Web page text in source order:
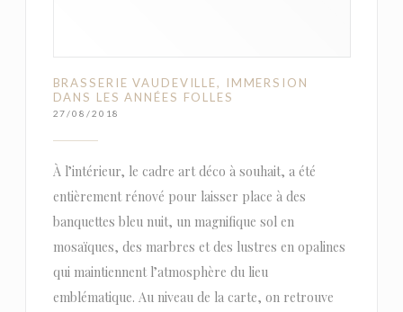
BRASSERIE VAUDEVILLE, IMMERSION
DANS LES ANNÉES FOLLES
27/08/2018
À l’intérieur, le cadre art déco à souhait, a été
entièrement rénové pour laisser place à des
banquettes bleu nuit, un magnifique sol en
mosaïques, des marbres et des lustres en opalines
qui maintiennent l’atmosphère du lieu
emblématique. Au niveau de la carte, on retrouve